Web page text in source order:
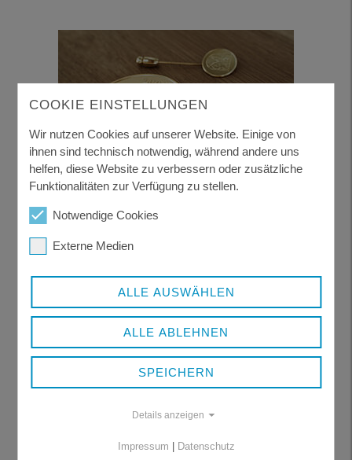
Franz Schumertl Medaille in Silber
COOKIE EINSTELLUNGEN
Wir nutzen Cookies auf unserer Website. Einige von
ihnen sind technisch notwendig, während andere uns
helfen, diese Website zu verbessern oder zusätzliche
Funktionalitäten zur Verfügung zu stellen.
Notwendige Cookies
Externe Medien
ALLE AUSWÄHLEN
ALLE ABLEHNEN
SPEICHERN
Details anzeigen
Impressum Datenschutz